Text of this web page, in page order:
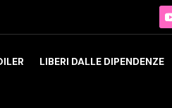
LIBERI DALLE DIPENDENZE